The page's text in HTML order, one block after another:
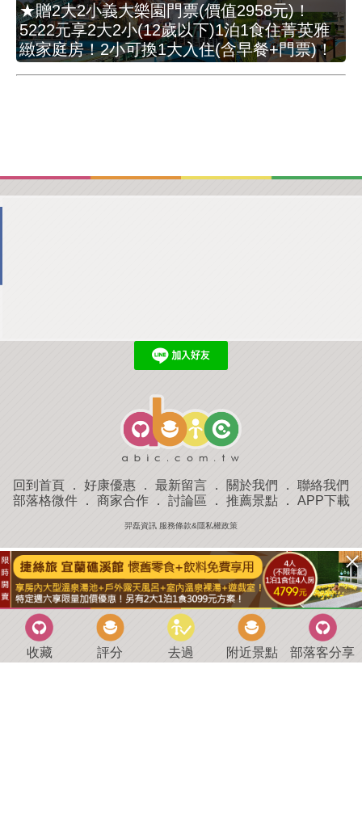
★贈2大2小義大樂園門票(價值2958元)！
5222元享2大2小(12歲以下)1泊1食住菁英雅
緻家庭房！2小可換1大入住(含早餐+門票)！
回到首頁 ． 好康優惠 ． 最新留言 ． 關於我們 ． 聯絡我們
部落格微件． 商家合作． 討論區 ． 推薦景點． APP下載
羿磊資訊 服務條款&隱私權政策
收藏 評分 去過 附近景點 部落客分享